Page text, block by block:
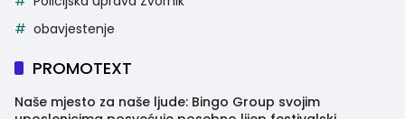
obavjestenje
PROMOTEXT
Naše mjesto za naše ljude: Bingo Group svojim